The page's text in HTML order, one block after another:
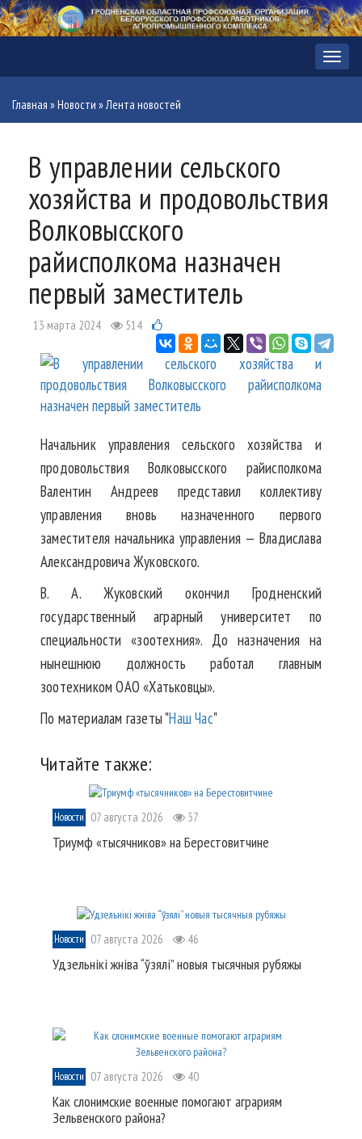
Меню
Главная »Новости »Лента новостей
В управлении сельского
хозяйства и продовольствия
Волковысского
райисполкома назначен
первый заместитель
13 марта 2024 514
Начальник управления сельского хозяйства и
продовольствия Волковысского райисполкома
Валентин Андреев представил коллективу
управления вновь назначенного первого
заместителя начальника управления — Владислава
Александровича Жуковского.
В. А. Жуковский окончил Гродненский
государственный аграрный университет по
специальности «зоотехния». До назначения на
нынешнюю должность работал главным
зоотехником ОАО «Хатьковцы».
По материалам газеты "Наш Час"
Читайте также:
Новости 07 августа 2026 37
Триумф «тысячников» на Берестовитчине
Новости 07 августа 2026 46
Удзельнікі жніва “ўзялі” новыя тысячныя рубяжы
Новости 07 августа 2026 40
Как слонимские военные помогают аграриям
Зельвенского района?